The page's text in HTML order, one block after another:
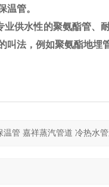
温管。
供水性的聚氨酯管、
法，例如聚氨酯地埋